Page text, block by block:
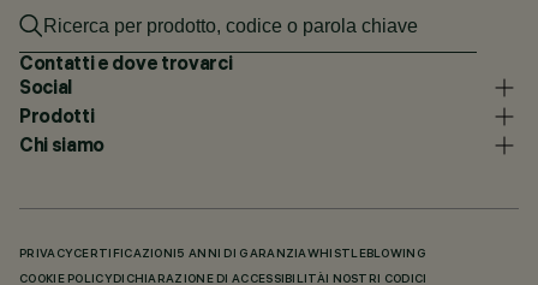
Contatti e dove trovarci
Social
Prodotti
Chi siamo
PRIVACY CERTIFICAZIONI 5 ANNI DI GARANZIAWHISTLEBLOWING
COOKIE POLICY DICHIARAZIONE DI ACCESSIBILITÀI NOSTRI CODICI